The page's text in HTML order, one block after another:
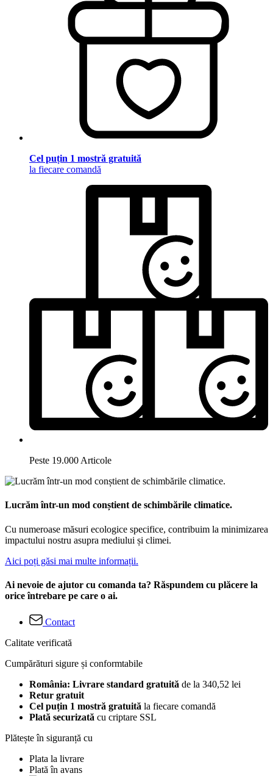
Cel puțin 1 mostră gratuită
la fiecare comandă
Peste 19.000 Articole
Lucrăm într-un mod conștient de schimbările climatice.
Cu numeroase măsuri ecologice specifice, contribuim la minimizarea
impactului nostru asupra mediului și climei.
Aici poți găsi mai multe informații.
Ai nevoie de ajutor cu comanda ta? Răspundem cu plăcere la
orice întrebare pe care o ai.
Contact
Calitate verificată
Cumpărături sigure și conformtabile
România: Livrare standard gratuită de la 340,52 lei
Retur gratuit
Cel puțin 1 mostră gratuită la fiecare comandă
Plată securizată cu criptare SSL
Plătește în siguranță cu
Plata la livrare
Plată în avans